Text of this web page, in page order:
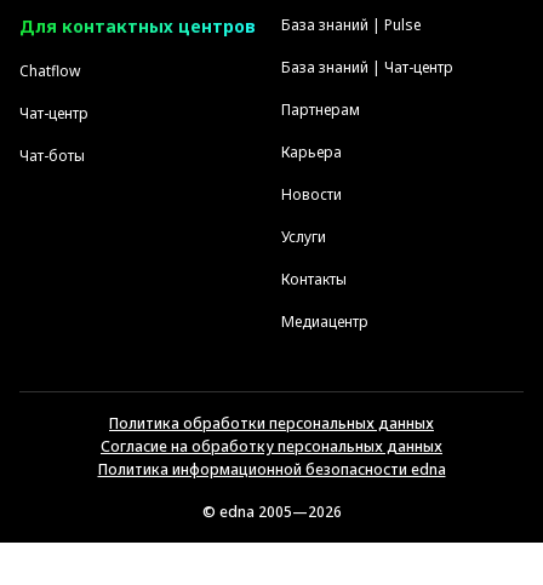
Для контактных центров
Chatflow
Чат-центр
Чат-боты
База знаний | Pulse
База знаний | Чат-центр
Партнерам
Карьера
Новости
Услуги
Контакты
Медиацентр
Политика обработки персональных данных
Согласие на обработку персональных данных
Политика информационной безопасности edna
© edna 2005—2026